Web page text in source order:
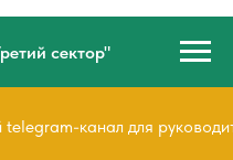
сектор"
для руководителей и